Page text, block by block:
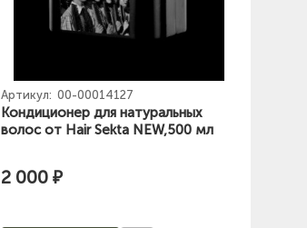
Артикул: 00-00014127
Кондиционер для натуральных
волос от Hair Sekta NEW,500 мл
2 000 ₽